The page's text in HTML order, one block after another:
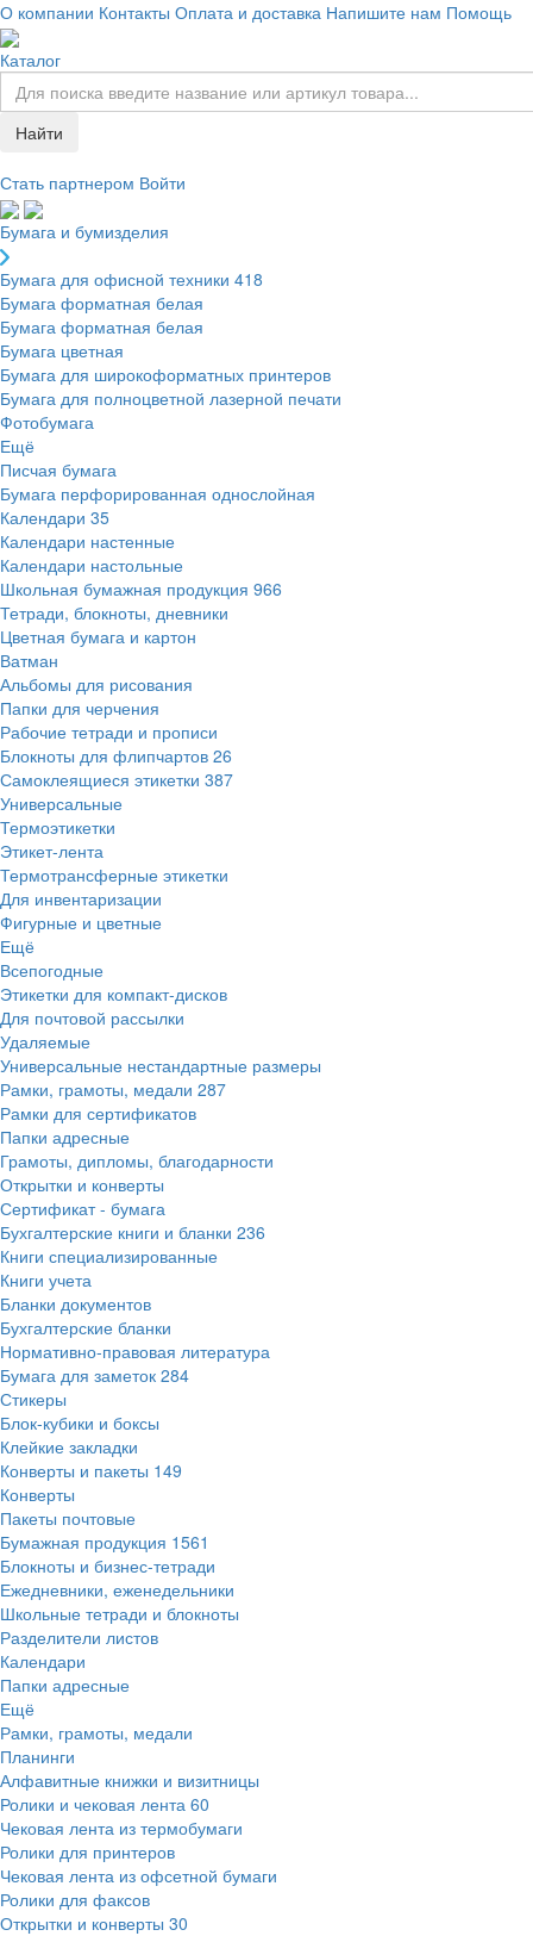
О компании Контакты Оплата и доставка Напишите нам Помощь
Каталог
Найти
Стать партнером Войти
Бумага и бумизделия
Бумага для офисной техники 418
Бумага форматная белая
Бумага форматная белая
Бумага цветная
Бумага для широкоформатных принтеров
Бумага для полноцветной лазерной печати
Фотобумага
Ещё
Писчая бумага
Бумага перфорированная однослойная
Календари 35
Календари настенные
Календари настольные
Школьная бумажная продукция 966
Тетради, блокноты, дневники
Цветная бумага и картон
Ватман
Альбомы для рисования
Папки для черчения
Рабочие тетради и прописи
Блокноты для флипчартов 26
Самоклеящиеся этикетки 387
Универсальные
Термоэтикетки
Этикет-лента
Термотрансферные этикетки
Для инвентаризации
Фигурные и цветные
Ещё
Всепогодные
Этикетки для компакт-дисков
Для почтовой рассылки
Удаляемые
Универсальные нестандартные размеры
Рамки, грамоты, медали 287
Рамки для сертификатов
Папки адресные
Грамоты, дипломы, благодарности
Открытки и конверты
Сертификат - бумага
Бухгалтерские книги и бланки 236
Книги специализированные
Книги учета
Бланки документов
Бухгалтерские бланки
Нормативно-правовая литература
Бумага для заметок 284
Стикеры
Блок-кубики и боксы
Клейкие закладки
Конверты и пакеты 149
Конверты
Пакеты почтовые
Бумажная продукция 1561
Блокноты и бизнес-тетради
Ежедневники, еженедельники
Школьные тетради и блокноты
Разделители листов
Календари
Папки адресные
Ещё
Рамки, грамоты, медали
Планинги
Алфавитные книжки и визитницы
Ролики и чековая лента 60
Чековая лента из термобумаги
Ролики для принтеров
Чековая лента из офсетной бумаги
Ролики для факсов
Открытки и конверты 30